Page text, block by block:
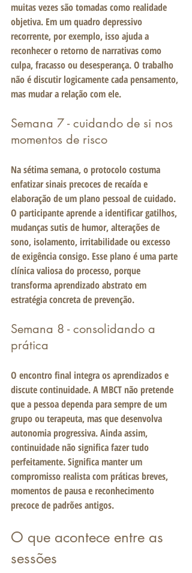
muitas vezes são tomadas como realidade
objetiva. Em um quadro depressivo
recorrente, por exemplo, isso ajuda a
reconhecer o retorno de narrativas como
culpa, fracasso ou desesperança. O trabalho
não é discutir logicamente cada pensamento,
mas mudar a relação com ele.
Semana 7 - cuidando de si nos
momentos de risco
Na sétima semana, o protocolo costuma
enfatizar sinais precoces de recaída e
elaboração de um plano pessoal de cuidado.
O participante aprende a identificar gatilhos,
mudanças sutis de humor, alterações de
sono, isolamento, irritabilidade ou excesso
de exigência consigo. Esse plano é uma parte
clínica valiosa do processo, porque
transforma aprendizado abstrato em
estratégia concreta de prevenção.
Semana 8 - consolidando a
prática
O encontro final integra os aprendizados e
discute continuidade. A MBCT não pretende
que a pessoa dependa para sempre de um
grupo ou terapeuta, mas que desenvolva
autonomia progressiva. Ainda assim,
continuidade não significa fazer tudo
perfeitamente. Significa manter um
compromisso realista com práticas breves,
momentos de pausa e reconhecimento
precoce de padrões antigos.
O que acontece entre as
sessões